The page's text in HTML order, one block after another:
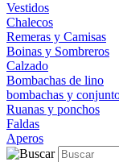
Vestidos
Chalecos
Remeras y Camisas
Boinas y Sombreros
Calzado
Bombachas de lino
bombachas y
Ruanas y ponchos
Faldas
Aperos